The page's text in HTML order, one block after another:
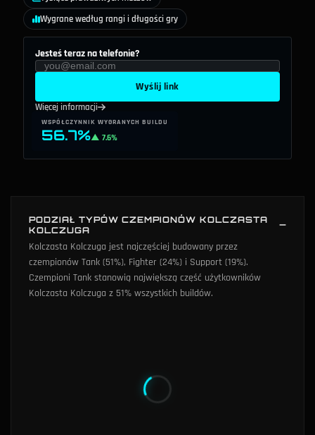
Wygrane według rangi i długości gry
Jesteś teraz na telefonie?
Wyślij link
Więcej informacji
WSPÓŁCZYNNIK WYGRANYCH BUILDU
56.7%▲ 7.6%
PODZIAŁ TYPÓW CZEMPIONÓW KOLCZASTA
KOLCZUGA
Kolczasta Kolczuga jest najczęściej budowany przez
czempionów Tank (51%), Fighter (24%) i Support (19%).
Czempioni Tank stanowią największą część użytkowników
Kolczasta Kolczuga z 51% wszystkich buildów.